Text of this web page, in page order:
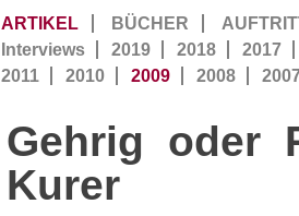
ARTIKEL BÜCHER
Interviews
2019 2018
2017
2011
2010 2009 2008
Gehrig oder
Kurer